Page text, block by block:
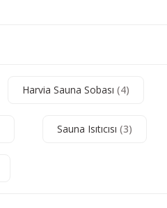
Harvia Sauna Sobası (4)
Sauna Isıtıcısı (3)